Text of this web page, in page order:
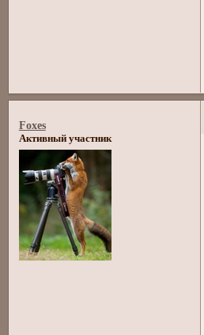
Foxes
Активный участник